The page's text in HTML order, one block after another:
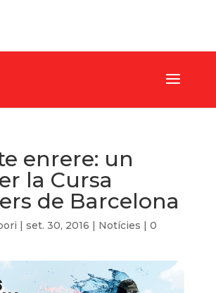
enrere: un
la Cursa
de Barcelona
| set. 30, 2016 | Notícies | 0